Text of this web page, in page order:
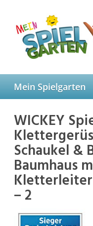
content
Mein Spielgarten
WICKEY
Schaukel &
Baumhaus
– 2